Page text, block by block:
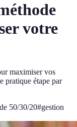
votre
maximiser vos
pratique étape par
50/30/20#gestion